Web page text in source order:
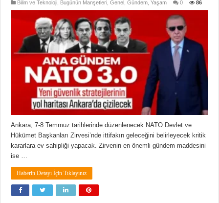
Bilim ve Teknoloji Bugünün Manşetleri ,Genel ,Gündem ,Yaşam 0 86
Ankara, 7-8 Temmuz tarihlerinde düzenlenecek NATO Devlet ve
Hükümet Başkanları Zirvesi’nde ittifakın geleceğini belirleyecek kritik
kararlara ev sahipliği yapacak. Zirvenin en önemli gündem maddesini
ise …
Haberin Detayı İçin Tıklayınız